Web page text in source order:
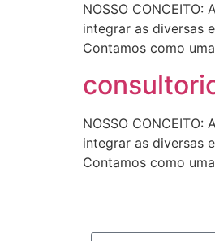
NOSSO
integrar as diversas
Contamos como
NOSSO
integrar as diversas
Contamos como